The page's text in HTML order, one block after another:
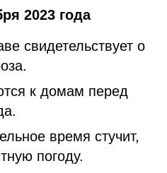
2023 года
свидетельствует о
к домам перед
время стучит,
погоду.